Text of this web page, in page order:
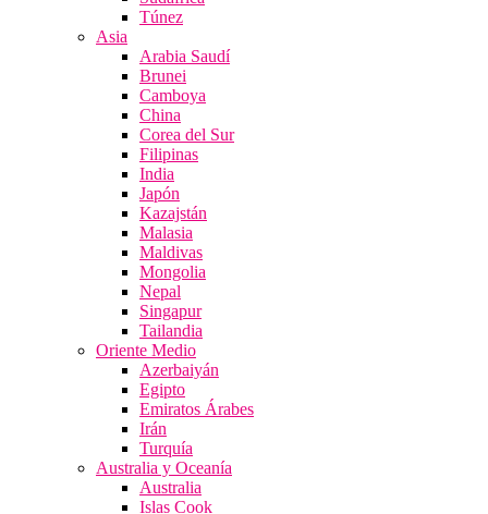
Túnez
Asia
Arabia Saudí
Brunei
Camboya
China
Corea del Sur
Filipinas
India
Japón
Kazajstán
Malasia
Maldivas
Mongolia
Nepal
Singapur
Tailandia
Oriente Medio
Azerbaiyán
Egipto
Emiratos Árabes
Irán
Turquía
Australia y Oceanía
Australia
Islas Cook